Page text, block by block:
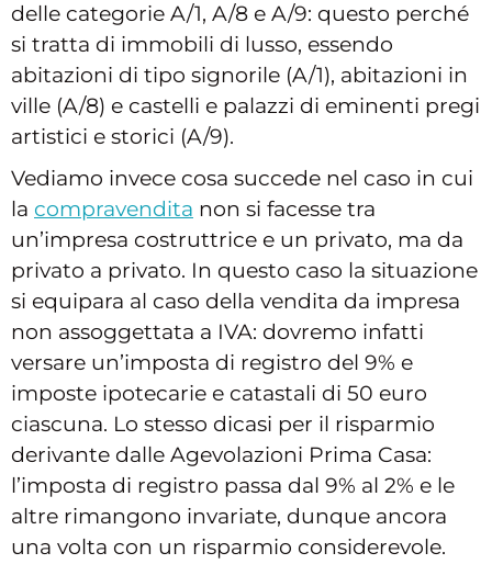
delle categorie A/1, A/8 e A/9: questo perché
si tratta di immobili di lusso, essendo
abitazioni di tipo signorile (A/1), abitazioni in
ville (A/8) e castelli e palazzi di eminenti pregi
artistici e storici (A/9).
Vediamo invece cosa succede nel caso in cui
la compravendita non si facesse tra
un’impresa costruttrice e un privato, ma da
privato a privato. In questo caso la situazione
si equipara al caso della vendita da impresa
non assoggettata a IVA: dovremo infatti
versare un’imposta di registro del 9% e
imposte ipotecarie e catastali di 50 euro
ciascuna. Lo stesso dicasi per il risparmio
derivante dalle Agevolazioni Prima Casa:
l’imposta di registro passa dal 9% al 2% e le
altre rimangono invariate, dunque ancora
una volta con un risparmio considerevole.